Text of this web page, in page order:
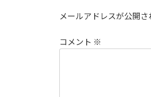
メールアドレスが公開さ
コメント ※